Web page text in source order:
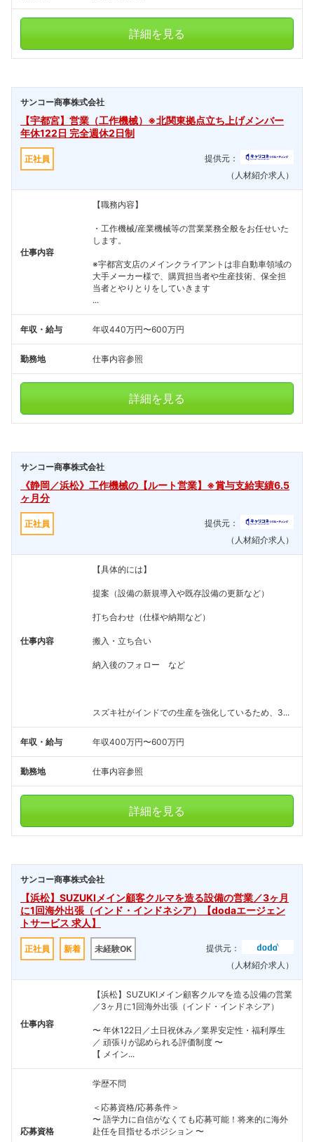
詳細を見る
サンコー商事株式会社
【宇都宮】営業（工作機械）※北関東拠点立ち上げメンバー
年休122日 完全週休2日制
正社員
提供元：
（人材紹介求人）
仕事内容
【職務内容】
・工作機械/産業機械等の営業業務全般をお任せいた
します。
※宇都宮支店のメインクライアントは非自動車領域の
大手メーカー様で、購買担当者や生産技術、保全担
当者とやりとりをしていきます
...
年収・給与 年収440万円〜600万円
勤務地 仕事内容参照
詳細を見る
サンコー商事株式会社
《静岡／浜松》工作機械の【ルート営業】※賞与支給実績6.5
ヶ月分
正社員
提供元：
（人材紹介求人）
仕事内容
【具体的には】
提案（設備の新規導入や既存設備の更新など）
打ち合わせ（仕様や納期など）
搬入・立ち合い
納入後のフォロー など
スズキ社がインドでの生産を強化しているため、3...
年収・給与 年収400万円〜600万円
勤務地 仕事内容参照
詳細を見る
サンコー商事株式会社
【浜松】SUZUKIメイン顧客クルマを造る設備の営業／3ヶ月
に1回海外出張（インド・インドネシア）【dodaエージェン
トサービス 求人】
正社員 新着 未経験OK
提供元：
（人材紹介求人）
仕事内容
【浜松】SUZUKIメイン顧客クルマを造る設備の営業
／3ヶ月に1回海外出張（インド・インドネシア）
〜 年休122日／土日祝休み／業界安定性・福利厚生
／ 頑張りが認められる評価制度 〜
【 メイン...
応募資格
学歴不問
＜応募資格/応募条件＞
〜 語学力に自信がなくても応募可能！将来的に海外
赴任を目指せるポジション 〜